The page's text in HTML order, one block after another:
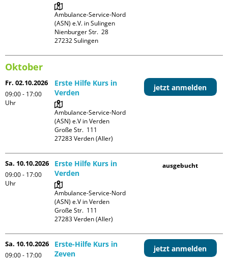
Ambulance-Service-Nord
(ASN) e.V. in Sulingen
Nienburger Str.  28
Oktober
Fr. 02.10.2026
09:00 - 17:00
Uhr
Erste Hilfe Kurs in
Verden
Ambulance-Service-Nord
(ASN) e.V in Verden
Große Str.  111
jetzt anmelden
Sa. 10.10.2026
09:00 - 17:00
Uhr
Erste Hilfe Kurs in
Verden
Ambulance-Service-Nord
(ASN) e.V in Verden
Große Str.  111
ausgebucht
Sa. 10.10.2026
09:00 - 17:00
Erste-Hilfe Kurs in
Zeven
jetzt anmelden